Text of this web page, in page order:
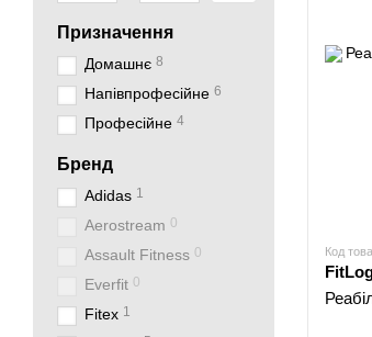
Код
Призначення
Домашнє 8
Напівпрофесійне 6
Професійне 4
Бренд
Adidas 1
Aerostream 0
Assault Fitness 0
Everfit 0
Fitex 1